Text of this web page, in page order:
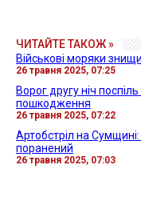
ЧИТАЙТЕ ТАКОЖ »
Військові моряки
26 травня 2025, 07:25
Ворог другу ніч
пошкодження
26 травня 2025, 07:22
Артобстріл на
поранений
26 травня 2025, 07:03